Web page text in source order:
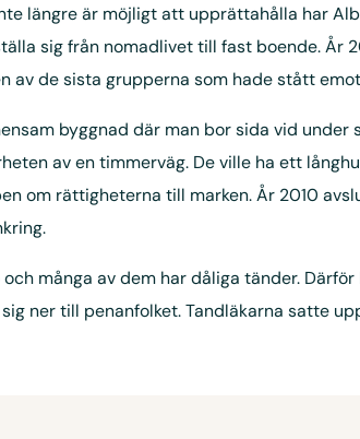
längre är möjligt att upprättahålla har
sig från nomadlivet till fast boende.
av de sista grupperna som hade stått
byggnad där man bor sida vid
av en timmerväg. De ville ha ett
om rättigheterna till marken. År 2010
många av dem har dåliga tänder.
ner till penanfolket. Tandläkarna satte